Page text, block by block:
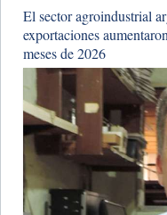
El sector agroindustrial
exportaciones
meses de 2026